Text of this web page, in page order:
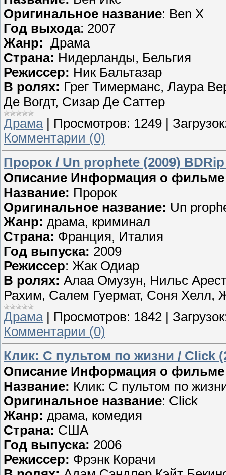
Оригинальное название: Ben X
Год выхода: 2007
Жанр: Драма
Страна: Нидерланды, Бельгия
Режиссер: Ник Бальтазар
В ролях: Грег Тимерманс, Лаура
Де Вогдт, Сизар Де Саттер
Драма| Просмотров: 1249
Комментарии (0)
Пророк / Un prophete (2009)
Описание Информация о фильме
Название: Пророк
Оригинальное название: Un
Жанр: драма, криминал
Страна: Франция, Италия
Год выпуска: 2009
Режиссер: Жак Одиар
В ролях: Алаа Омузун, Нильс
Рахим, Салем Гуермат, Соня Хелл,
Драма| Просмотров: 1842
Комментарии (0)
Клик: С пультом по жизни / Click
Описание Информация о фильме
Название: Клик: С пультом по
Оригинальное название: Click
Жанр: драма, комедия
Страна: США
Год выпуска: 2006
Режиссер: Фрэнк Корачи